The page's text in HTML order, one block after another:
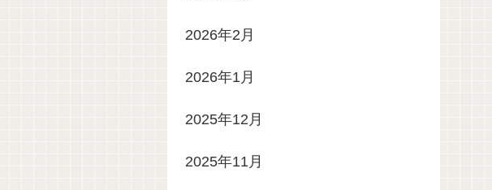
2026年2月
2026年1月
2025年12月
2025年11月